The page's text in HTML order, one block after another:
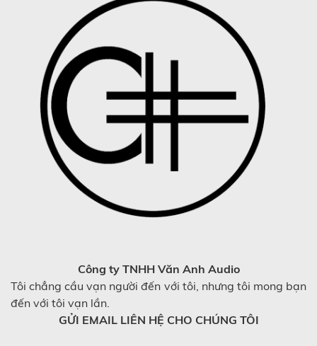
Công ty TNHH Văn Anh Audio
Tôi chẳng cầu vạn người đến với tôi, nhưng tôi mong bạn
đến với tôi vạn lần.
GỬI EMAIL LIÊN HỆ CHO CHÚNG TÔI